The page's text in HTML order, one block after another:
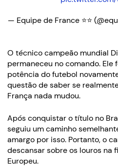
— Equipe de France ⭐⭐
O técnico campeão mundial
permaneceu no comando. Ele
potência do futebol
questão de saber se
França nada mudou.
Após conquistar o título no
seguiu um caminho
amargo por isso. Portanto, o
descansar sobre os louros na
Europeu.